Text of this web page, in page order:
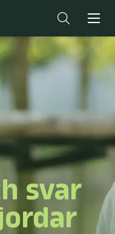
svar